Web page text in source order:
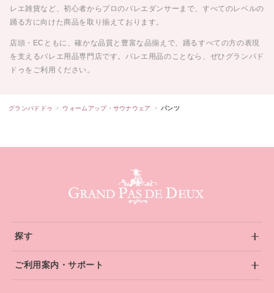
レエ雑貨など、初心者からプロのバレエダンサーまで、すべてのレベルの
踊る方に向けた商品を取り揃えております。
店頭・ECともに、確かな品質と豊富な品揃えで、踊るすべての方の表現
を支えるバレエ用品専門店です。バレエ用品のことなら、ぜひグランパド
ドゥをご利用ください。
グランパドドゥ ウォームアップ・サウナウェア パンツ
探す
ご利用案内・サポート